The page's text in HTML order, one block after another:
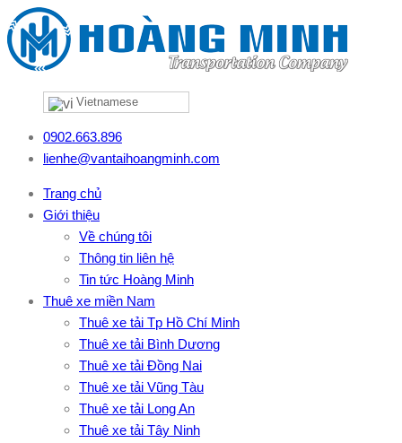
Vietnamese
0902.663.896
lienhe@vantaihoangminh.com
Trang chủ
Giới thiệu
Về chúng tôi
Thông tin liên hệ
Tin tức Hoàng Minh
Thuê xe miền Nam
Thuê xe tải Tp Hồ Chí Minh
Thuê xe tải Bình Dương
Thuê xe tải Đồng Nai
Thuê xe tải Vũng Tàu
Thuê xe tải Long An
Thuê xe tải Tây Ninh